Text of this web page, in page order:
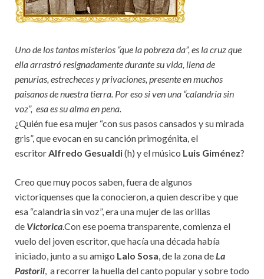
Uno de los tantos misterios “que la pobreza da”, es la cruz que
ella arrastró resignadamente durante su vida, llena de
penurias, estrecheces y privaciones, presente en muchos
paisanos de nuestra tierra. Por eso si ven una “calandria sin
voz”, esa es su alma en pena.
¿Quién fue esa mujer “con sus pasos cansados y su mirada
gris”, que evocan en su canción primogénita, el
escritorAlfredo Gesualdi(h) y el músico Luis Giménez?
Creo que muy pocos saben, fuera de algunos
victoriquenses que la conocieron, a quien describe y que
esa “calandria sin voz”, era una mujer de las orillas
de Victorica.Con ese poema transparente, comienza el
vuelo del joven escritor, que hacía una década había
iniciado, junto a su amigo Lalo Sosa, de la zona deLa
Pastoril, a recorrer la huella del canto popular y sobre todo